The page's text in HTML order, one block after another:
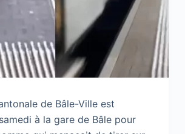
de Bâle-Ville est
à la gare de Bâle pour